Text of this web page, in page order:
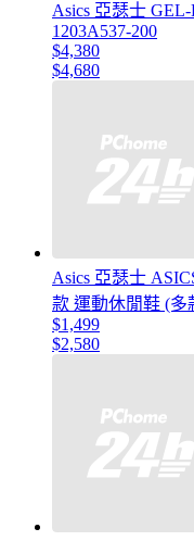
Asics 亞瑟士
1203A537-200
$4,380
$4,680
Asics 亞瑟士
款 運動休閒鞋 (多
$1,499
$2,580